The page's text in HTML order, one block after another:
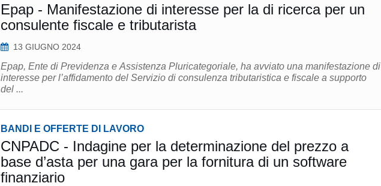
Epap - Manifestazione di interesse per la di ricerca per un
consulente fiscale e tributarista
13 GIUGNO 2024
Epap, Ente di Previdenza e Assistenza Pluricategoriale, ha avviato una manifestazione di
interesse per l’affidamento del Servizio di consulenza tributaristica e fiscale a supporto
del ...
BANDI E OFFERTE DI LAVORO
CNPADC - Indagine per la determinazione del prezzo a
base d’asta per una gara per la fornitura di un software
finanziario